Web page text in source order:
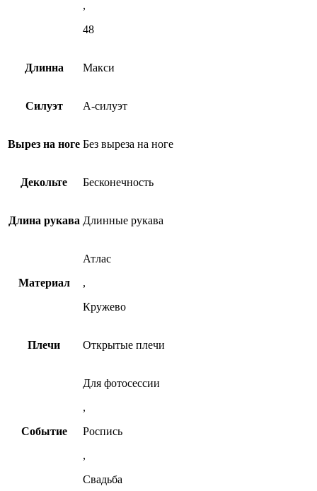
,
48
Длинна Макси
Силуэт А-силуэт
Вырез на ноге Без выреза на ноге
Декольте Бесконечность
Длина рукава Длинные рукава
Материал
Атлас
,
Кружево
Плечи Открытые плечи
Событие
Для фотосессии
,
Роспись
,
Свадьба